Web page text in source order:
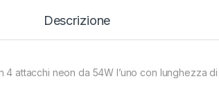
Descrizione
attacchi neon da 54W l’uno con lunghezza di